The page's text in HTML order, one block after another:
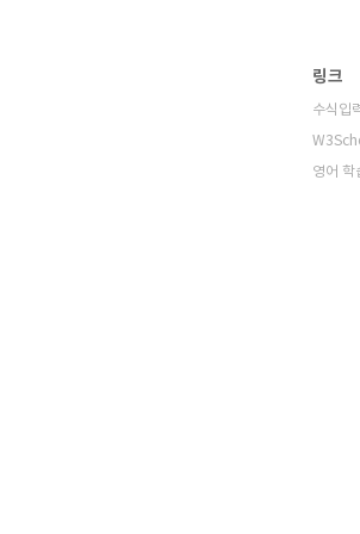
링크
수식입
영어 학